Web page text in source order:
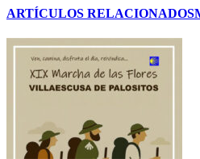
ARTÍCULOS RELACIONADOS